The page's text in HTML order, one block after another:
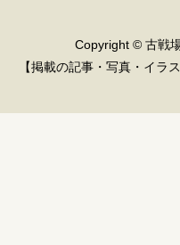
Copyright © 古戦
【掲載の記事・写真・イラ